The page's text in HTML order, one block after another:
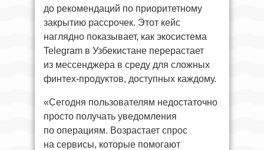
до рекомендаций по приоритетному
закрытию рассрочек. Этот кейс
наглядно показывает, как экосистема
Telegram в Узбекистане перерастает
из мессенджера в среду для сложных
финтех-продуктов, доступных каждому.
«Сегодня пользователям недостаточно
просто получать уведомления
по операциям. Возрастает спрос
на сервисы, которые помогают